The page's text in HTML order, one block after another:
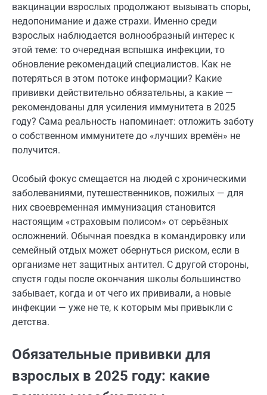
вакцинации взрослых продолжают вызывать споры,
недопонимание и даже страхи. Именно среди
взрослых наблюдается волнообразный интерес к
этой теме: то очередная вспышка инфекции, то
обновление рекомендаций специалистов. Как не
потеряться в этом потоке информации? Какие
прививки действительно обязательны, а какие —
рекомендованы для усиления иммунитета в 2025
году? Сама реальность напоминает: отложить заботу
о собственном иммунитете до «лучших времён» не
получится.
Особый фокус смещается на людей с хроническими
заболеваниями, путешественников, пожилых — для
них своевременная иммунизация становится
настоящим «страховым полисом» от серьёзных
осложнений. Обычная поездка в командировку или
семейный отдых может обернуться риском, если в
организме нет защитных антител. С другой стороны,
спустя годы после окончания школы большинство
забывает, когда и от чего их прививали, а новые
инфекции — уже не те, к которым мы привыкли с
детства.
Обязательные прививки для
взрослых в 2025 году: какие